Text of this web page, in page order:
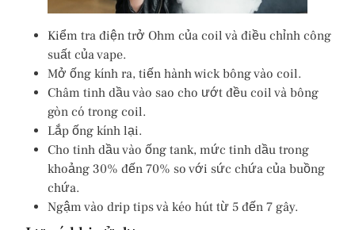
Kiểm tra điện trở Ohm của coil và điều chỉnh công
suất của vape.
Mở ống kính ra, tiến hành wick bông vào coil.
Châm tinh dầu vào sao cho ướt đều coil và bông
gòn có trong coil.
Lắp ống kính lại.
Cho tinh dầu vào ống tank, mức tinh dầu trong
khoảng 30% đến 70% so với sức chứa của buồng
chứa.
Ngậm vào drip tips và kéo hút từ 5 đến 7 gây.